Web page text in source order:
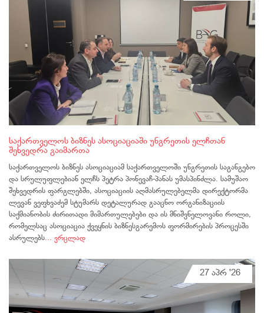
საქართველოს ბიზნეს ასოციაციაში უნგრეთის ელჩთან
შეხვედრა გაიმართა
საქართველოს ბიზნეს ასოციაციამ საქართველოში უნგრეთის საგანგებო
და სრულუფლებიან ელჩს პეტრა პონევაჩ-პანას უმასპინძლა. სამუშაო
შეხვედრის ფარგლებში, ასოციაციის აღმასრულებელმა დირექტორმა
ლევან ვეფხვაძემ სტუმარს დეტალურად გააცნო ორგანიზაციის
საქმიანობის ძირითადი მიმართულებები და ის მნიშვნელოვანი როლი,
რომელსაც ასოციაცია ქვეყნის ბიზნესგარემოს ფორმირების პროცესში
ასრულებს... ვრცლად
27 აპრ '26